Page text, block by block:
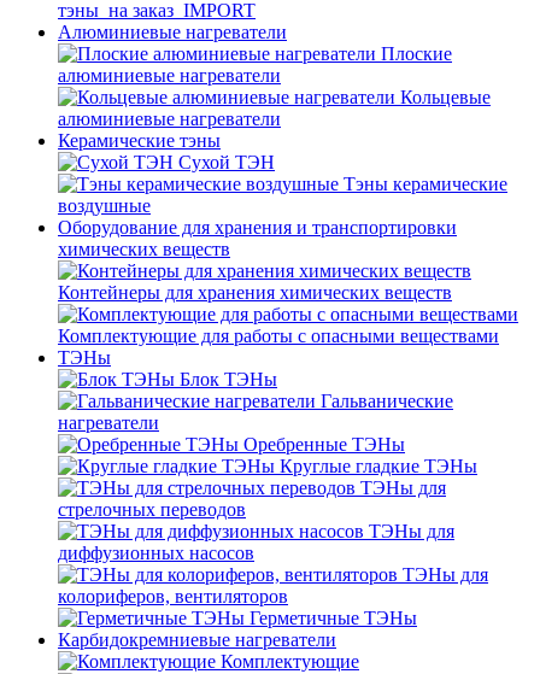
тэны_на заказ_IMPORT
Алюминиевые нагреватели
Плоские
алюминиевые нагреватели
Кольцевые
алюминиевые нагреватели
Керамические тэны
Сухой ТЭН
Тэны керамические
воздушные
Оборудование для хранения и транспортировки
химических веществ
Контейнеры для хранения химических веществ
Комплектующие для работы с опасными веществами
ТЭНы
Блок ТЭНы
Гальванические
нагреватели
Оребренные ТЭНы
Круглые гладкие ТЭНы
ТЭНы для
стрелочных переводов
ТЭНы для
диффузионных насосов
ТЭНы для
колориферов, вентиляторов
Герметичные ТЭНы
Карбидокремниевые нагреватели
Комплектующие